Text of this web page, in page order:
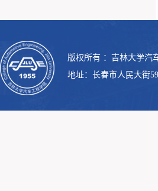
版权所有 ：吉林大学汽
地址：长春市人民大街